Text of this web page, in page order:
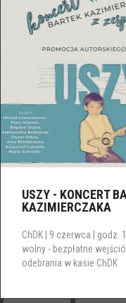
USZY - KONCERT
KAZIMIERCZAKA
ChDK | 9 czerwca | godz.
wolny - bezpłatne
odebrania w kasie ChDK